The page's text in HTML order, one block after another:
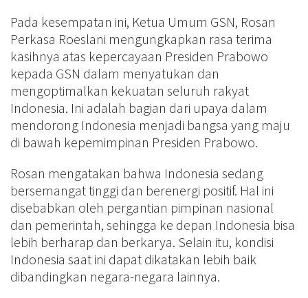
Pada kesempatan ini, Ketua Umum GSN, Rosan
Perkasa Roeslani mengungkapkan rasa terima
kasihnya atas kepercayaan Presiden Prabowo
kepada GSN dalam menyatukan dan
mengoptimalkan kekuatan seluruh rakyat
Indonesia. Ini adalah bagian dari upaya dalam
mendorong Indonesia menjadi bangsa yang maju
di bawah kepemimpinan Presiden Prabowo.
Rosan mengatakan bahwa Indonesia sedang
bersemangat tinggi dan berenergi positif. Hal ini
disebabkan oleh pergantian pimpinan nasional
dan pemerintah, sehingga ke depan Indonesia bisa
lebih berharap dan berkarya. Selain itu, kondisi
Indonesia saat ini dapat dikatakan lebih baik
dibandingkan negara-negara lainnya.